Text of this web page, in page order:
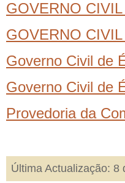
GOVERNO
GOVERNO
Governo Civil de
Governo Civil de
Provedoria da
Última Actualização: 8